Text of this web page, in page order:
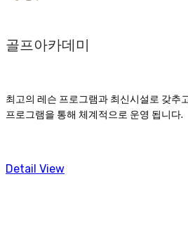
골프아카데미
최고의 레슨 프로그램과 최신시설로 갖추
프로그램을 통해 체계적으로 운영 됩니다.
Detail View